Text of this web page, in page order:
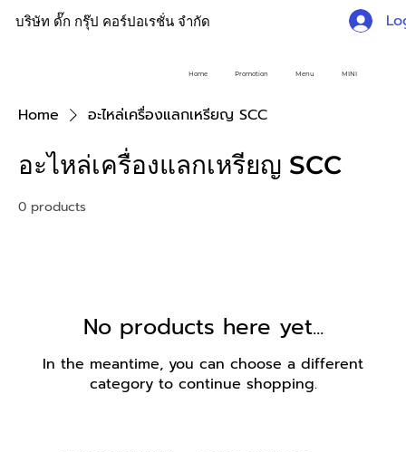
บริษัท ดั๊ก กรุ๊ป คอร์ปอเรชั่น จำกัด
Home Promotion Menu MINI
Home อะไหล่เครื่องแลกเหรียญ SCC
อะไหล่เครื่องแลกเหรียญ SCC
0 products
No products here yet...
In the meantime, you can choose a different
category to continue shopping.